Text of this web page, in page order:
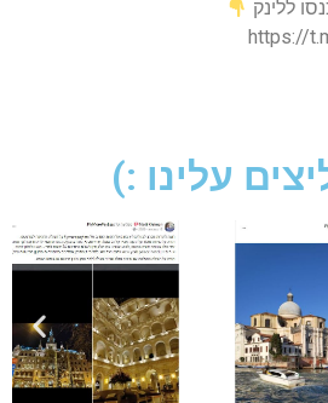
ללינק
https://
עלינו :)